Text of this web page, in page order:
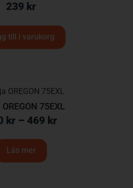
239 kr
till i varukorg
75EXL
kr – 469 kr
Läs mer